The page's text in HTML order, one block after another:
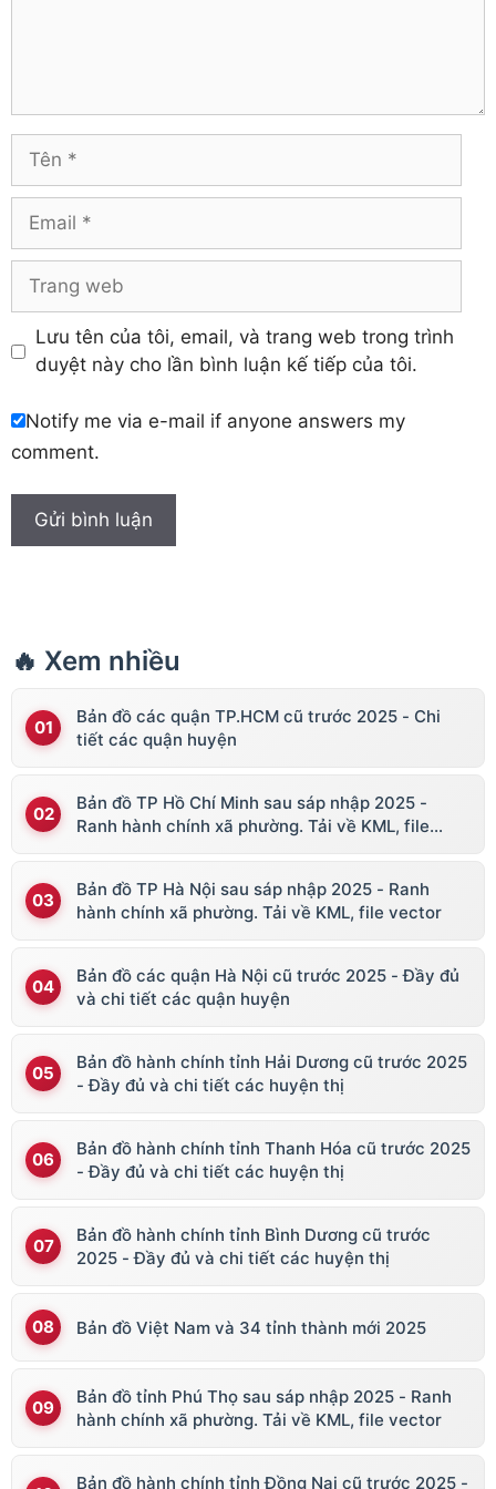
Hòa Bình
Hậu Giang
Hưng Yên
Khánh Hòa
Vĩnh Phúc
Tên
Email
Trang
Lưu tên của tôi, email, và trang web trong trình
duyệt này cho lần bình luận kế tiếp của tôi.
Notify me via e-mail if anyone answers my
comment.
🔥 Xem nhiều
Bản đồ các quận TP.HCM cũ trước 2025 - Chi
tiết các quận huyện
Bản đồ TP Hồ Chí Minh sau sáp nhập 2025 -
Ranh hành chính xã phường. Tải về KML, file
Bản đồ TP Hà Nội sau sáp nhập 2025 - Ranh
hành chính xã phường. Tải về KML, file vector
Bản đồ các quận Hà Nội cũ trước 2025 - Đầy đủ
và chi tiết các quận huyện
Bản đồ hành chính tỉnh Hải Dương cũ trước 2025
- Đầy đủ và chi tiết các huyện thị
Bản đồ hành chính tỉnh Thanh Hóa cũ trước 2025
- Đầy đủ và chi tiết các huyện thị
Bản đồ hành chính tỉnh Bình Dương cũ trước
2025 - Đầy đủ và chi tiết các huyện thị
Bản đồ Việt Nam và 34 tỉnh thành mới 2025
Bản đồ tỉnh Phú Thọ sau sáp nhập 2025 - Ranh
hành chính xã phường. Tải về KML, file vector
Bản đồ hành chính tỉnh Đồng Nai cũ trước 2025 -